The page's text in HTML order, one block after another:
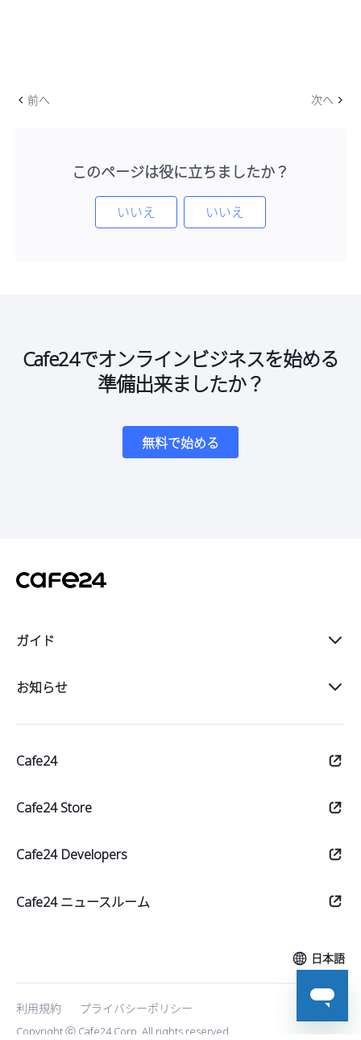
前へ 次へ
このページは役に立ちましたか？
いいえ いいえ
Cafe24でオンラインビジネスを始める
準備出来ましたか？
無料で始める
ガイド
スタート
販売
運営
マーケット
お知らせ
Cafe24
Cafe24 Store
Cafe24 Developers
Cafe24 ニュースルーム
日本語
利用規約 プライバシーポリシー
Copyright ⓒ Cafe24 Corp. All rights reserved.